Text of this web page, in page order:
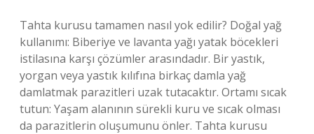
Tahta kurusu tamamen nasıl yok edilir? Doğal yağ
kullanımı: Biberiye ve lavanta yağı yatak böcekleri
istilasına karşı çözümler arasındadır. Bir yastık,
yorgan veya yastık kılıfına birkaç damla yağ
damlatmak parazitleri uzak tutacaktır. Ortamı sıcak
tutun: Yaşam alanının sürekli kuru ve sıcak olması
da parazitlerin oluşumunu önler. Tahta kurusu